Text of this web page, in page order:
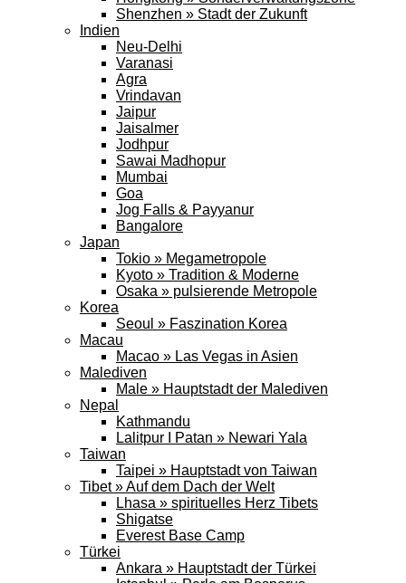
Shenzhen » Stadt der Zukunft
Indien
Neu-Delhi
Varanasi
Agra
Vrindavan
Jaipur
Jaisalmer
Jodhpur
Sawai Madhopur
Mumbai
Goa
Jog Falls & Payyanur
Bangalore
Japan
Tokio » Megametropole
Kyoto » Tradition & Moderne
Osaka » pulsierende Metropole
Korea
Seoul » Faszination Korea
Macau
Macao » Las Vegas in Asien
Malediven
Male » Hauptstadt der Malediven
Nepal
Kathmandu
Lalitpur I Patan » Newari Yala
Taiwan
Taipei » Hauptstadt von Taiwan
Tibet » Auf dem Dach der Welt
Lhasa » spirituelles Herz Tibets
Shigatse
Everest Base Camp
Türkei
Ankara » Hauptstadt der Türkei